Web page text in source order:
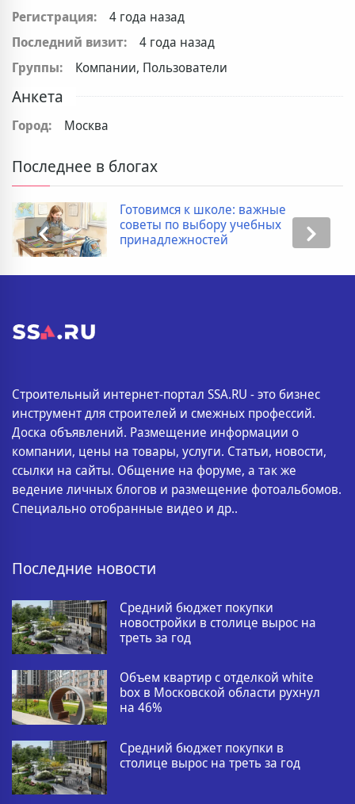
Регистрация:
4 года назад
Последний визит:
4 года назад
Группы:
Компании, Пользователи
Анкета
Город: Москва
Последнее в блогах
Готовимся к школе: важные
советы по выбору учебных
принадлежностей
Строительный интернет-портал SSA.RU - это бизнес
инструмент для строителей и смежных профессий.
Доска объявлений. Размещение информации о
компании, цены на товары, услуги. Статьи, новости,
ссылки на сайты. Общение на форуме, а так же
ведение личных блогов и размещение фотоальбомов.
Специально отобранные видео и др..
Последние новости
Средний бюджет покупки
новостройки в столице вырос на
треть за год
Объем квартир с отделкой white
box в Московской области рухнул
на 46%
Средний бюджет покупки в
столице вырос на треть за год